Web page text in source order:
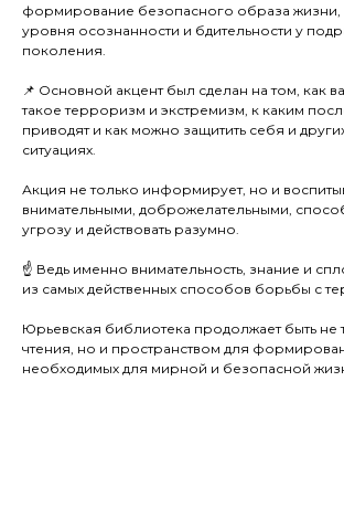
формирование безопасного образа
уровня осознанности и бдительности у
поколения.
📌 Основной акцент был сделан на том, как
такое терроризм и экстремизм, к каким
приводят и как можно защитить себя и
ситуациях.
Акция не только информирует, но и
внимательными, доброжелательными,
угрозу и действовать разумно.
☝️ Ведь именно внимательность, знание и
из самых действенных способов борьбы с
Юрьевская библиотека продолжает быть не
чтения, но и пространством для
необходимых для мирной и безопасной